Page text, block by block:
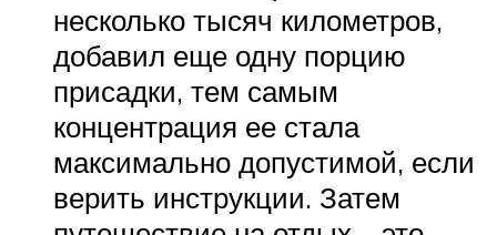
несколько тысяч километров,
добавил еще одну порцию
присадки, тем самым
концентрация ее стала
максимально допустимой, если
верить инструкции. Затем